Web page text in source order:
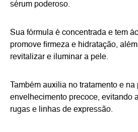
sérum poderoso.
Sua fórmula é concentrada e tem
promove firmeza e hidratação,
revitalizar e iluminar a pele.
Também auxilia no tratamento e
envelhecimento precoce, evitando
rugas e linhas de expressão.